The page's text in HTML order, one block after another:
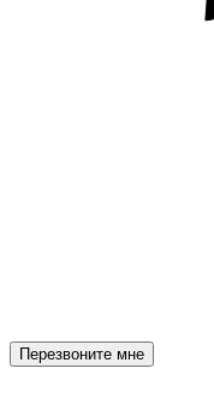
Перезвоните мне